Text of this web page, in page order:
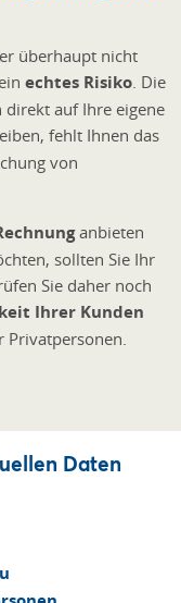
überhaupt nicht
echtes Risiko . Die
auf Ihre eigene
fehlt Ihnen das
von
anbieten
sollten Sie Ihr
Sie daher noch
Ihrer Kunden
Daten